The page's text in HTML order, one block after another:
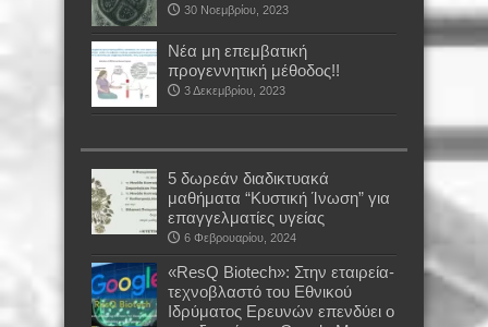
30 Νοεμβρίου, 2023
Νέα μη επεμβατική
προγεννητική μέθοδος!!
3 Δεκεμβρίου, 2023
5 δωρεάν διαδικτυακά
μαθήματα “Κυστική Ίνωση” για
επαγγελματίες υγείας
6 Φεβρουαρίου, 2024
«ResQ Biotech»: Στην εταιρεία-
τεχνοβλαστό του Εθνικού
Ιδρύματος Ερευνών επενδύει ο